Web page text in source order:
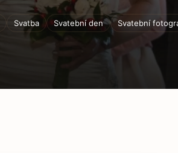
Svatba Svatební den Svatební